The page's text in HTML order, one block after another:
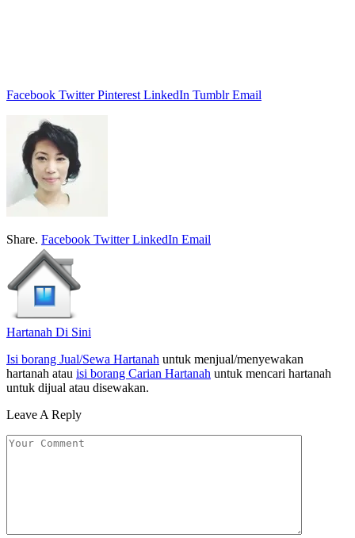
Facebook Twitter Pinterest LinkedIn Tumblr Email
Share. Facebook Twitter LinkedIn Email
Hartanah Di Sini
Isi borang Jual/Sewa Hartanah untuk menjual/menyewakan
hartanah atau isi borang Carian Hartanah untuk mencari hartanah
untuk dijual atau disewakan.
Leave A Reply